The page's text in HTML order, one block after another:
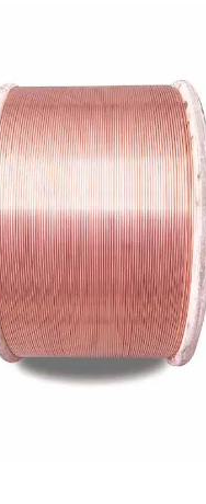
показват загуба
5% през целия
живот на
тези решения
в
ниво на
и 48V
към системи с по-